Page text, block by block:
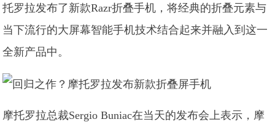
托罗拉发布了新款Razr折叠手机，将经典的折叠元素与
当下流行的大屏幕智能手机技术结合起来并融入到这一
全新产品中。
摩托罗拉总裁Sergio Buniac在当天的发布会上表示，摩